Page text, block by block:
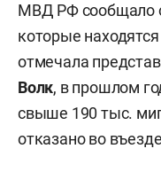
МВД РФ сообщало
которые
отмечала
Волк, в прошлом
свыше 190 тыс.
отказано во